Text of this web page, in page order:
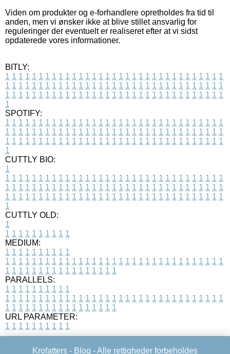
Viden om produkter og e-forhandlere opretholdes fra tid til
anden, men vi ønsker ikke at blive stillet ansvarlig for
reguleringer der eventuelt er realiseret efter at vi sidst
opdaterede vores informationer.
BITLY:
1 1 1 1 1 1 1 1 1 1 1 1 1 1 1 1 1 1 1 1 1 1 1 1 1 1 1 1 1 1 1 1 1
1 1 1 1 1 1 1 1 1 1 1 1 1 1 1 1 1 1 1 1 1 1 1 1 1 1 1 1 1 1 1 1 1
1 1 1 1 1 1 1 1 1 1 1 1 1 1 1 1 1 1 1 1 1 1 1 1 1 1 1 1 1 1 1 1 1
1
SPOTIFY:
1 1 1 1 1 1 1 1 1 1 1 1 1 1 1 1 1 1 1 1 1 1 1 1 1 1 1 1 1 1 1 1 1
1 1 1 1 1 1 1 1 1 1 1 1 1 1 1 1 1 1 1 1 1 1 1 1 1 1 1 1 1 1 1 1 1
1 1 1 1 1 1 1 1 1 1 1 1 1 1 1 1 1 1 1 1 1 1 1 1 1 1 1 1 1 1 1 1 1
1
CUTTLY BIO:
1
1 1 1 1 1 1 1 1 1 1 1 1 1 1 1 1 1 1 1 1 1 1 1 1 1 1 1 1 1 1 1 1 1
1 1 1 1 1 1 1 1 1 1 1 1 1 1 1 1 1 1 1 1 1 1 1 1 1 1 1 1 1 1 1 1 1
1 1 1 1 1 1 1 1 1 1 1 1 1 1 1 1 1 1 1 1 1 1 1 1 1 1 1 1 1 1 1 1 1
1
CUTTLY OLD:
1
1 1 1 1 1 1 1 1 1 1
MEDIUM:
1 1 1 1 1 1 1 1 1 1
1 1 1 1 1 1 1 1 1 1 1 1 1 1 1 1 1 1 1 1 1 1 1 1 1 1 1 1 1 1 1 1 1
1 1 1 1 1 1 1 1 1 1 1 1 1 1 1 1 1
PARALLELS:
1 1 1 1 1 1 1 1 1 1
1 1 1 1 1 1 1 1 1 1 1 1 1 1 1 1 1 1 1 1 1 1 1 1 1 1 1 1 1 1 1 1 1
1 1 1 1 1 1 1 1 1 1 1 1 1 1 1 1 1
URL PARAMETER:
1 1 1 1 1 1 1 1 1 1
Krofatters - Blog - Alle rettigheder forbeholdes